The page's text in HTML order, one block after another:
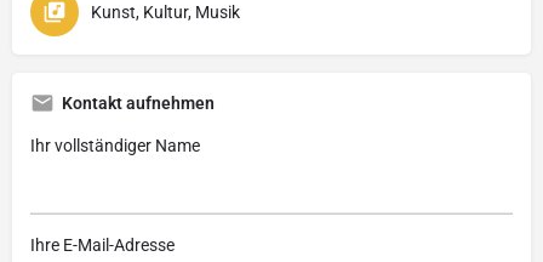
Kunst, Kultur, Musik
Kontakt aufnehmen
Ihr vollständiger Name
Ihre E-Mail-Adresse